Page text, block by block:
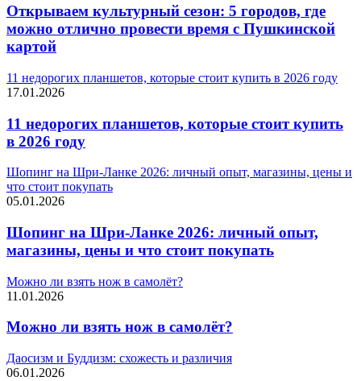
Открываем культурный сезон: 5 городов, где
можно отлично провести время с Пушкинской
картой
11 недорогих планшетов, которые стоит купить в 2026 году
17.01.2026
11 недорогих планшетов, которые стоит купить
в 2026 году
Шопинг на Шри-Ланке 2026: личный опыт, магазины, цены и
что стоит покупать
05.01.2026
Шопинг на Шри-Ланке 2026: личный опыт,
магазины, цены и что стоит покупать
Можно ли взять нож в самолёт?
11.01.2026
Можно ли взять нож в самолёт?
Даосизм и Буддизм: схожесть и различия
06.01.2026